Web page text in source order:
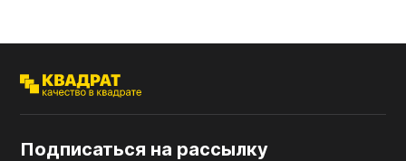
Подписаться на рассылку